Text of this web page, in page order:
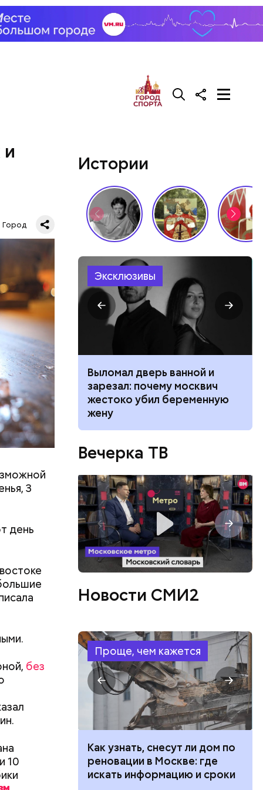
Город
3
день
без
10
века с
поэт
и
и
Истории
Эксклюзивы
в
Выломал дверь ванной и
зарезал: почему москвич
жестоко убил беременную
жену
Вечерка ТВ
Новости СМИ2
Проще, чем кажется
тысяч
при
кто может
Как узнать, снесут ли дом по
реновации в Москве: где
искать информацию и сроки